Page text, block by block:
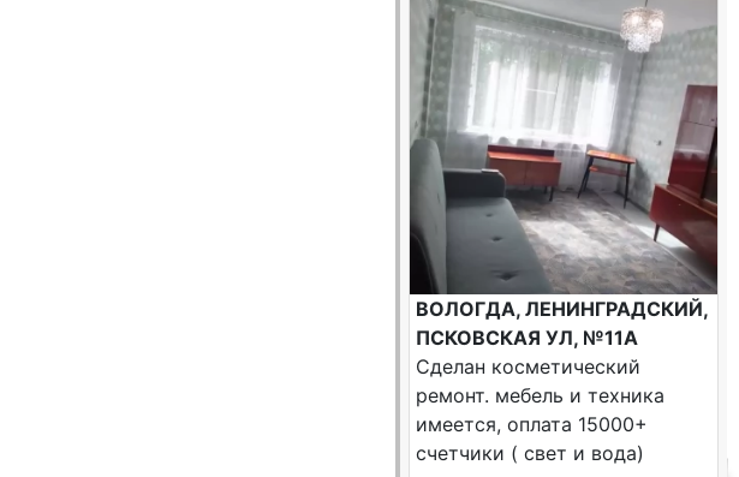
ВОЛОГДА, ЛЕНИНГРАДСКИЙ,
ПСКОВСКАЯ УЛ, №11А
Сделан косметический
ремонт. мебель и техника
имеется, оплата 15000+
счетчики ( свет и вода)